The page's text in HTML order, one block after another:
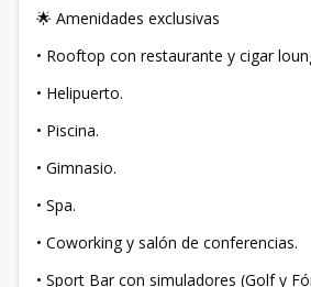
🌟 Amenidades exclusivas
• Rooftop con restaurante y cigar
• Helipuerto.
• Piscina.
• Gimnasio.
• Spa.
• Coworking y salón de conferencias.
• Sport Bar con simuladores (Golf y